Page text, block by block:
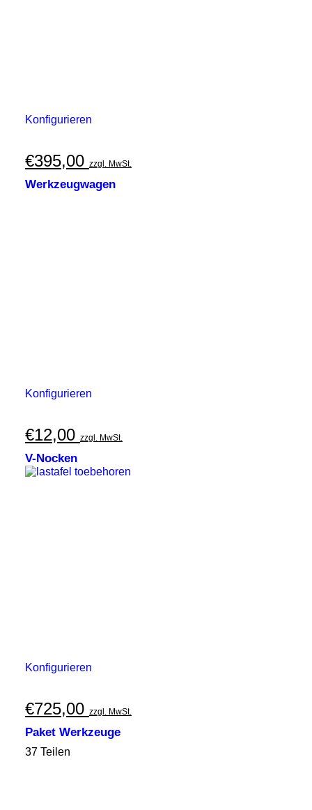
Konfigurieren
€395,00 zzgl. MwSt.
Werkzeugwagen
Konfigurieren
€12,00 zzgl. MwSt.
V-Nocken
Konfigurieren
€725,00 zzgl. MwSt.
Paket Werkzeuge
37 Teilen